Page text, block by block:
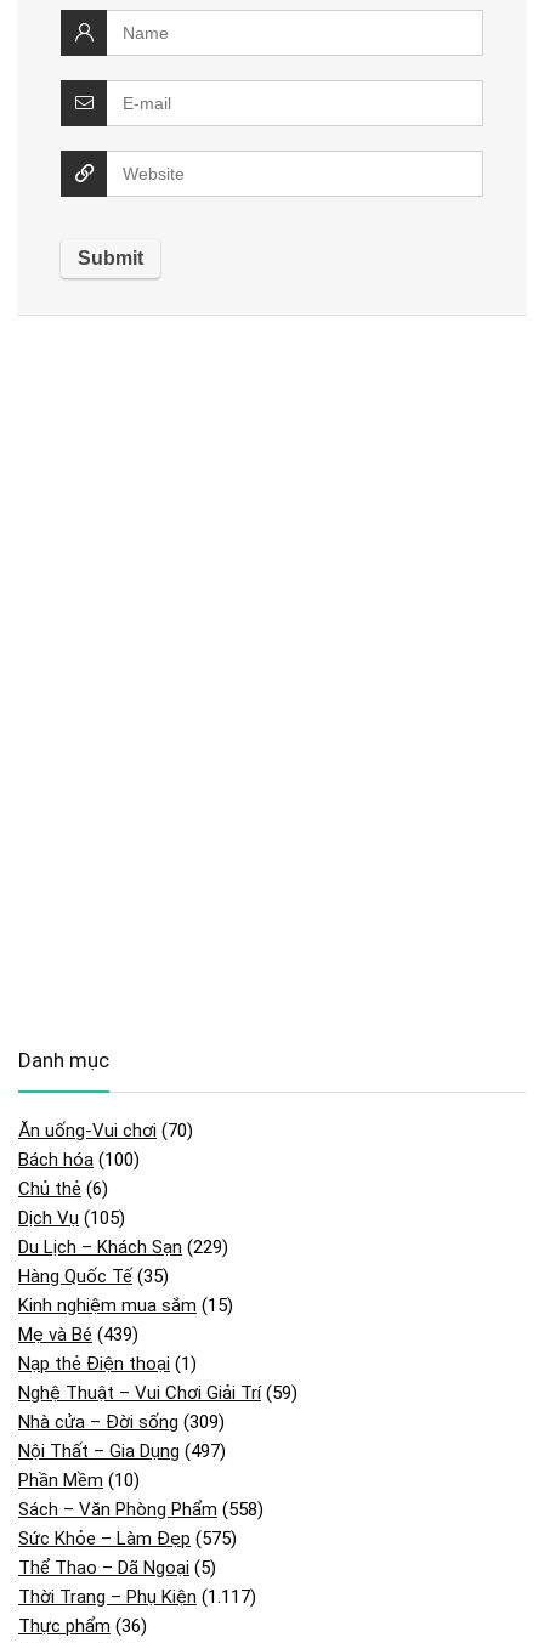
Danh mục
Ăn uống-Vui chơi (70)
Bách hóa (100)
Chủ thẻ (6)
Dịch Vụ (105)
Du Lịch – Khách Sạn (229)
Hàng Quốc Tế (35)
Kinh nghiệm mua sắm (15)
Mẹ và Bé (439)
Nạp thẻ Điện thoại (1)
Nghệ Thuật – Vui Chơi Giải Trí(59)
Nhà cửa – Đời sống (309)
Nội Thất – Gia Dụng (497)
Phần Mềm (10)
Sách – Văn Phòng Phẩm (558)
Sức Khỏe – Làm Đẹp (575)
Thể Thao – Dã Ngoại (5)
Thời Trang – Phụ Kiện (1.117)
Thực phẩm (36)